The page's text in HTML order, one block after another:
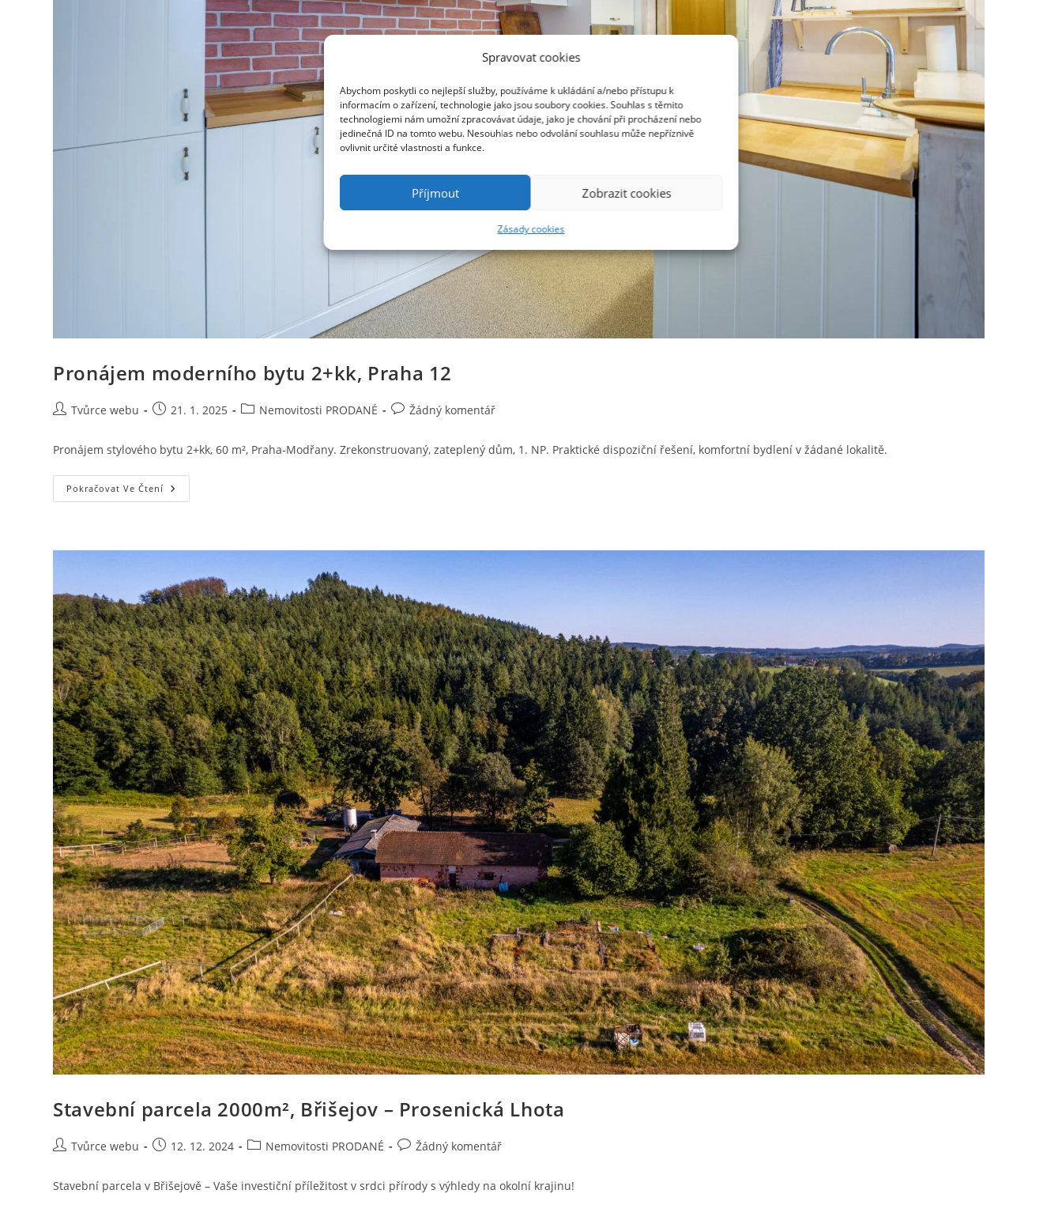
Spravovat cookies
Abychom poskytli co nejlepší služby, používáme k ukládání a/nebo přístupu k
informacím o zařízení, technologie jako jsou soubory cookies. Souhlas s těmito
technologiemi nám umožní zpracovávat údaje, jako je chování při procházení nebo
jedinečná ID na tomto webu. Nesouhlas nebo odvolání souhlasu může nepříznivě
ovlivnit určité vlastnosti a funkce.
Příjmout Zobrazit cookies
Zásady cookies
Pronájem moderního bytu 2+kk, Praha 12
AutorTvůrce webu
Příspěvek
publikován
21. 1. 2025
RubrikyNemovitosti PRODANÉ
Komentáře
příspěvku
Žádný komentář
Pronájem stylového bytu 2+kk, 60 m², Praha-Modřany. Zrekonstruovaný, zateplený dům, 1. NP. Praktické dispoziční řešení, komfortní bydlení v žádané lokalitě.
Pokračovat Ve Čtení Pronájem
Moderního
Stavební parcela 2000m², Břišejov – Prosenická Lhota
AutorTvůrce webu
Příspěvek
publikován
12. 12. 2024
RubrikyNemovitosti PRODANÉ
Komentáře
příspěvku
Žádný komentář
Stavební parcela v Břišejově – Vaše investiční příležitost v srdci přírody s výhledy na okolní krajinu!